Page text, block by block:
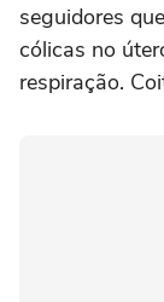
seguidores
cólicas no
respiração.